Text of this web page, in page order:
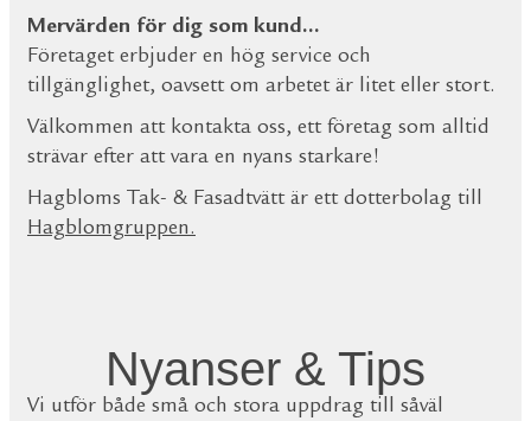
Mervärden för dig som kund…
Företaget erbjuder en hög service och
tillgänglighet, oavsett om arbetet är litet eller stort.
Välkommen att kontakta oss, ett företag som alltid
strävar efter att vara en nyans starkare!
Hagbloms Tak- & Fasadtvätt är ett dotterbolag till
Hagblomgruppen.
Nyanser & Tips
Vi utför både små och stora uppdrag till såväl